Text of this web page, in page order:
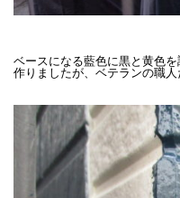
ベースになる藍色に黒と黄色
作りましたが、ベテランの職